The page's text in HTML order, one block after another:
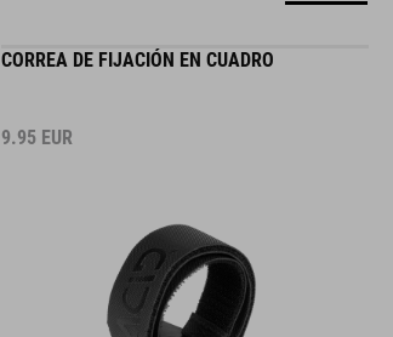
CORREA DE FIJACIÓN EN CUADRO
9.95 EUR